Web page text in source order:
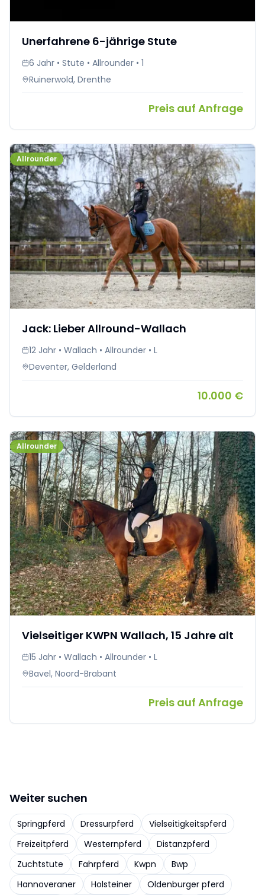
Unerfahrene 6-jährige Stute
6 Jahr • Stute • Allrounder • 1
Ruinerwold, Drenthe
Preis auf Anfrage
Allrounder
Jack: Lieber Allround-Wallach
12 Jahr • Wallach • Allrounder • L
Deventer, Gelderland
10.000 €
Allrounder
Vielseitiger KWPN Wallach, 15 Jahre alt
15 Jahr • Wallach • Allrounder • L
Bavel, Noord-Brabant
Preis auf Anfrage
Weiter suchen
Springpferd Dressurpferd
Vielseitigkeitspferd
Freizeitpferd
Westernpferd
Distanzpferd
Zuchtstute
Fahrpferd Kwpn
Bwp
Hannoveraner
Holsteiner
Oldenburger pferd